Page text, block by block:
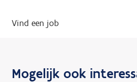
Vind een job
Mogelijk ook